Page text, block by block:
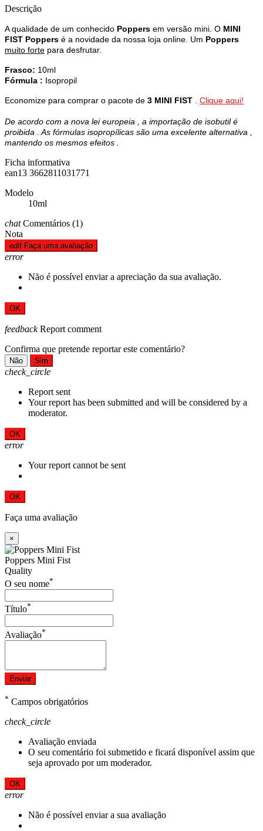
Descrição
A qualidade de um conhecido Poppers em versão mini. O MINI
FIST Poppers é a novidade da nossa loja online. Um Poppers
muito forte para desfrutar.
Frasco: 10ml
Fórmula : Isopropil
Economize para comprar o pacote de 3 MINI FIST Clique aqui!
De acordo com a nova lei europeia a importação de isobutil é
proibida
As fórmulas isopropílicas são uma excelente alternativa
mantendo os mesmos efeitos
Ficha informativa
ean13 3662811031771
Modelo
10ml
chat Comentários (1)
Nota
edit Faça uma avaliação
error
Não é possível enviar a apreciação da sua avaliação.
OK
feedback Report comment
Confirma que pretende reportar este comentário?
Não Sim
check_circle
Report sent
Your report has been submitted and will be considered by a
moderator.
OK
error
Your report cannot be sent
OK
Faça uma avaliação
×
Poppers Mini Fist
Quality
O seu nome*
Título*
Avaliação*
Enviar
* Campos obrigatórios
check_circle
Avaliação enviada
O seu comentário foi submetido e ficará disponível assim que
seja aprovado por um moderador.
OK
error
Não é possível enviar a sua avaliação